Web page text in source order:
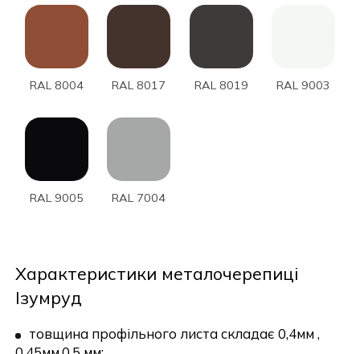
RAL 8004 RAL 8017 RAL 8019 RAL 9003
RAL 9005 RAL 7004
Характеристики металочерепиці
Ізумруд
товщина профільного листа складає 0,4мм ,